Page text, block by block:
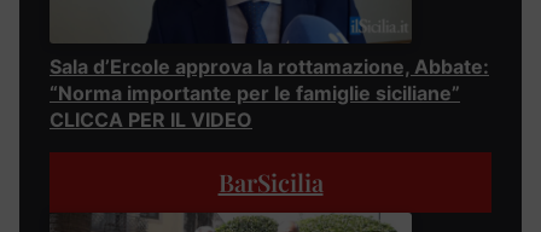
Sala d’Ercole approva la rottamazione, Abbate:
“Norma importante per le famiglie siciliane”
CLICCA PER IL VIDEO
BarSicilia